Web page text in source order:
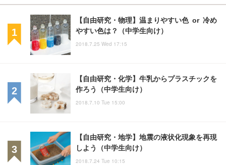
【自由研究・物理】温まりやすい色 or 冷め
やすい色は？（中学生向け）
2018.7.25 Wed 17:15
【自由研究・化学】牛乳からプラスチックを
作ろう（中学生向け）
2018.7.10 Tue 15:00
【自由研究・地学】地震の液状化現象を再現
しよう（中学生向け）
2018.7.24 Tue 10:15